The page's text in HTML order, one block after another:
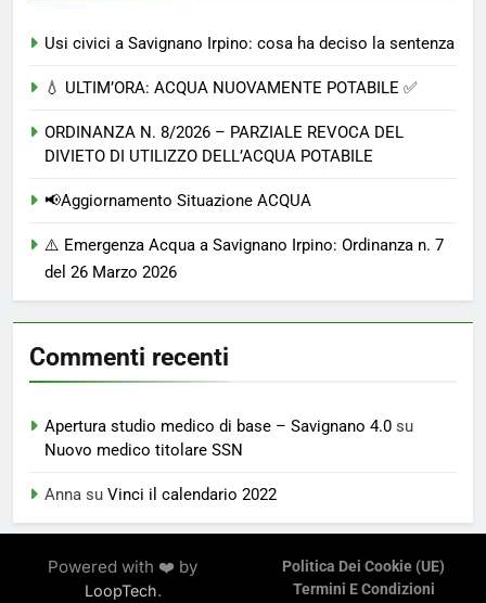
Usi civici a Savignano Irpino: cosa ha deciso la sentenza
💧 ULTIM’ORA: ACQUA NUOVAMENTE POTABILE ✅
ORDINANZA N. 8/2026 – PARZIALE REVOCA DEL
DIVIETO DI UTILIZZO DELL’ACQUA POTABILE
📢Aggiornamento Situazione ACQUA
⚠️ Emergenza Acqua a Savignano Irpino: Ordinanza n. 7
del 26 Marzo 2026
Commenti recenti
Apertura studio medico di base – Savignano 4.0 su
Nuovo medico titolare SSN
Anna su Vinci il calendario 2022
Powered with ❤️ by
LoopTech.
Politica Dei Cookie (UE)
Termini E Condizioni